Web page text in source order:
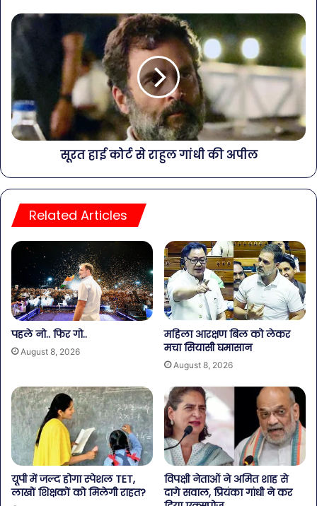
सूरत हाई कोर्ट से राहुल गांधी की अपील
Related Articles
पहले नो.. फिर गो..
August 8, 2026
महिला आरक्षण बिल को लेकर
मचा सियासी घमासान
August 8, 2026
यूपी में जल्द होगा स्पेशल TET,
लाखों शिक्षकों को मिलेगी राहत?
विपक्षी नेताओं ने अमित शाह से
दागे सवाल, प्रियंका गांधी ने कर